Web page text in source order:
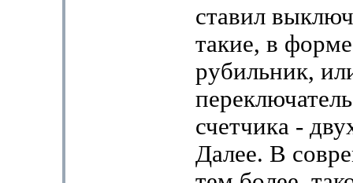
ставил
такие, в
рубильник,
счетчика -
Далее. В